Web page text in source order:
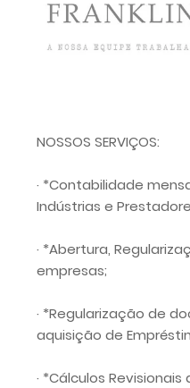
NOSSOS SERVIÇOS:
· *Contabilidade
Indústrias e
· *Abertura,
empresas;
· *Regularização de
aquisição de
· *Cálculos